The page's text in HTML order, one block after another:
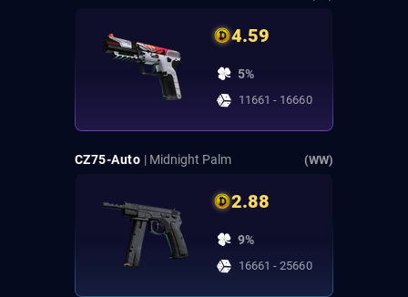
4.59
5%
11661 - 16660
CZ75-Auto | Midnight Palm (WW)
2.88
9%
16661 - 25660